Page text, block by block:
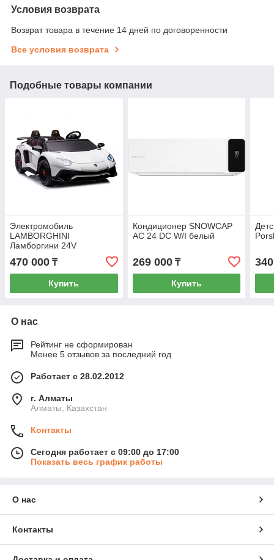
Условия возврата
Возврат товара в течение 14 дней по договоренности
Все условия возврата
Подобные товары компании
Электромобиль
LAMBORGHINI
Ламборгини 24V
470 000 ₸
Купить
Кондиционер SNOWCAP
AC 24 DC W/I белый
269 000₸
Купить
О нас
Рейтинг не сформирован
Менее 5 отзывов за последний год
Работает с 28.02.2012
г. Алматы
Алматы, Казахстан
Контакты
Сегодня работает с 09:00 до 17:00
Показать весь график работы
О нас
Контакты